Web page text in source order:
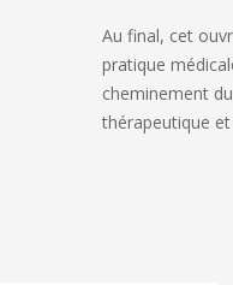
Au final, cet
pratique
cheminement
thérapeutique